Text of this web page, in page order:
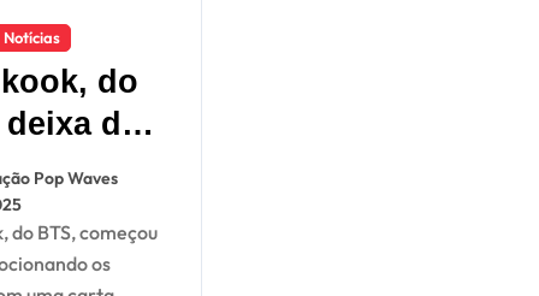
Notícias
do
deixa de
todos
e
fãs;
Pop Waves
os